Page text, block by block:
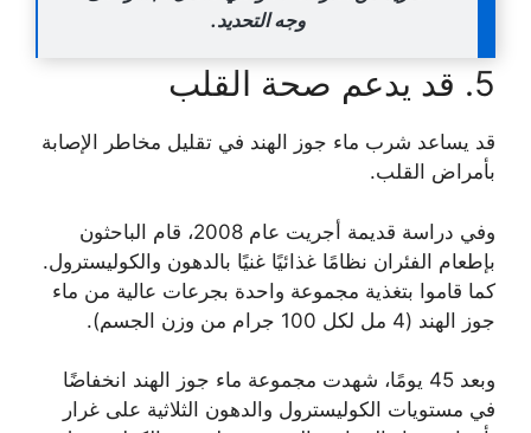
وجه التحديد.
5. قد يدعم صحة القلب
قد يساعد شرب ماء جوز الهند في تقليل مخاطر الإصابة
بأمراض القلب.
وفي دراسة قديمة أجريت عام 2008، قام الباحثون
بإطعام الفئران نظامًا غذائيًا غنيًا بالدهون والكوليسترول.
كما قاموا بتغذية مجموعة واحدة بجرعات عالية من ماء
جوز الهند (4 مل لكل 100 جرام من وزن الجسم).
وبعد 45 يومًا، شهدت مجموعة ماء جوز الهند انخفاضًا
في مستويات الكوليسترول والدهون الثلاثية على غرار